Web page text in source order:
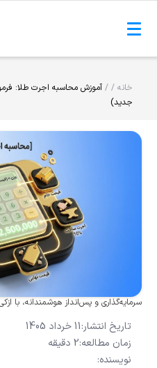
خانه / /آموزش محاسبه اجرت طلا:
جدید)
سرمایه‌گذاری و پس‌انداز هوشمندانه، با
تاریخ انتشار:11 خرداد 1405
زمان مطالعه:2 دقیقه
نویسنده: